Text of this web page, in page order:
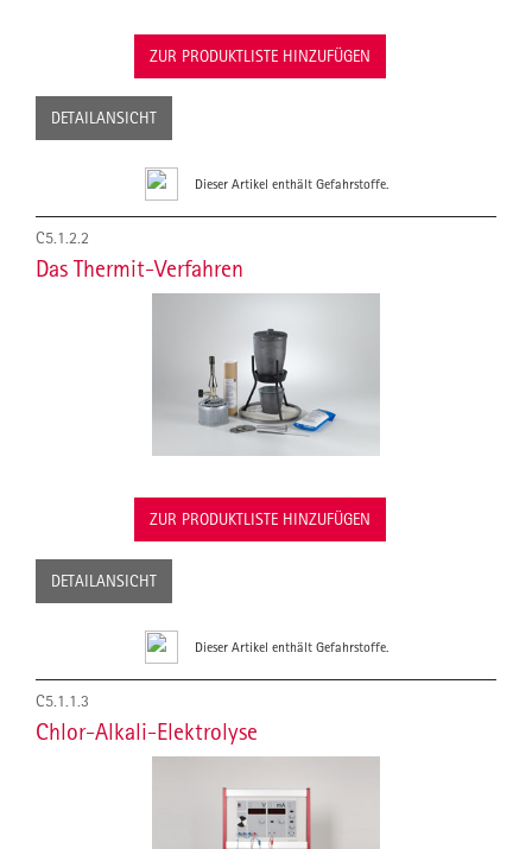
ZUR PRODUKTLISTE HINZUFÜGEN
DETAILANSICHT
Dieser Artikel enthält Gefahrstoffe.
C5.1.2.2
Das Thermit-Verfahren
ZUR PRODUKTLISTE HINZUFÜGEN
DETAILANSICHT
Dieser Artikel enthält Gefahrstoffe.
C5.1.1.3
Chlor-Alkali-Elektrolyse